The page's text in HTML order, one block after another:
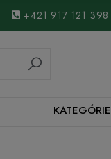
+421 917 121 398
KATEGÓRIE